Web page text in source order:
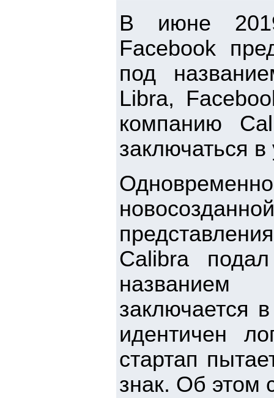
В июне 2019
Facebook
под
Libra,
компанию
заключаться
Calibra
названием
заключается
идентичен
стартап
знак. Об этом